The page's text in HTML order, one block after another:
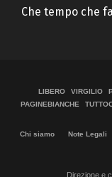
Che tempo che fa
LIBERO VIRGILIO
PAGINEBIANCHE
Chi siamo Note Legali
Direzione e